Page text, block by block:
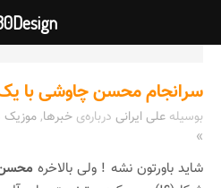
سرانجام محسن چاوشی با
بوسیله علی ایرانی درباره‌ی خبرها,موزیک
»
شاید باورتون نشه ! ولی بالاخره